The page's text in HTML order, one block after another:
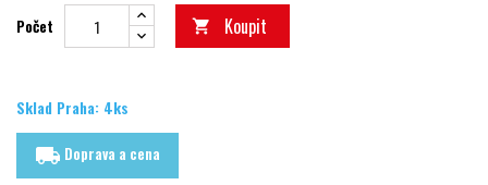
Počet  Koupit
Sklad Praha: 4ks
local_shipping Doprava a cena